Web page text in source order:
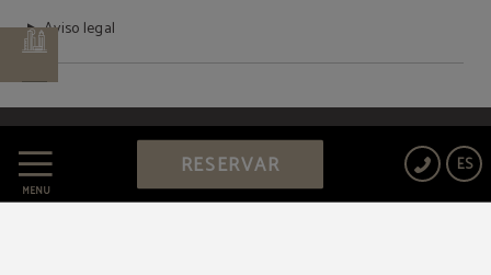
MENÚ
ES
RESERVAR
Aviso legal
Powered by Keytel
Compra segura